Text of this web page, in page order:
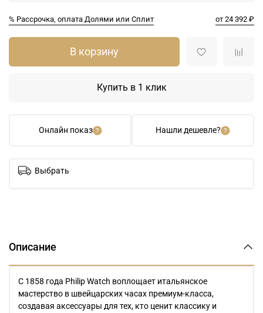
% Рассрочка, оплата Долями или Сплит от 24 392 ₽
Онлайн показ Нашли дешевле?
В корзину
Купить в 1 клик
Выбрать
Описание
С 1858 года Philip Watch воплощает итальянское
мастерство в швейцарских часах премиум-класса,
создавая аксессуары для тех, кто ценит классику и